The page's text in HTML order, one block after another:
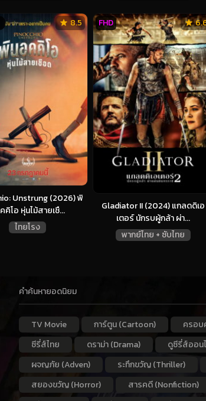
Unstrung (2026) พิ
คิโอ หุ่นไม้สายเชื...
ไทยโรง
8.5
Gladiator II (2024) แกลดดิเอ
เตอร์ นักรบผู้กล้า ผ่า...
พากย์ไทย + ซับไทย
FHD
คำค้นหายอดนิยม
TV Movie การ์ตูน (Cartoon) ครอบ
ซีรี่ส์ไทย
ดราม่า (Drama) ดูซีรี่ส์ออน
ผจญภัย (Adven)
ระทึกขวัญ (Thriller)
สยองขวัญ (Horror)
สารคดี (Nonfiction)